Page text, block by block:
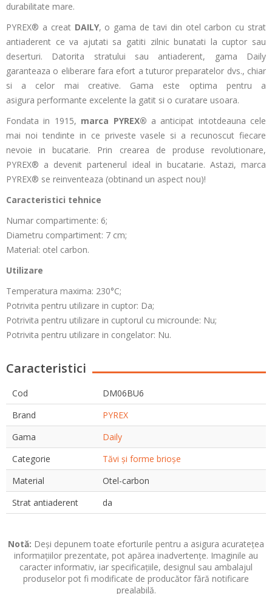
durabilitate mare.
PYREX® a creat DAILY, o gama de tavi din otel carbon cu strat
antiaderent ce va ajutati sa gatiti zilnic bunatati la cuptor sau
deserturi. Datorita stratului sau antiaderent, gama Daily
garanteaza o eliberare fara efort a tuturor preparatelor dvs., chiar
si a celor mai creative. Gama este optima pentru a
asigura performante excelente la gatit si o curatare usoara.
Fondata in 1915, marca PYREX® a anticipat intotdeauna cele
mai noi tendinte in ce priveste vasele si a recunoscut fiecare
nevoie in bucatarie. Prin crearea de produse revolutionare,
PYREX® a devenit partenerul ideal in bucatarie. Astazi, marca
PYREX® se reinventeaza (obtinand un aspect nou)!
Caracteristici tehnice
Numar compartimente: 6;
Diametru compartiment: 7 cm;
Material: otel carbon.
Utilizare
Temperatura maxima: 230°C;
Potrivita pentru utilizare in cuptor: Da;
Potrivita pentru utilizare in cuptorul cu microunde: Nu;
Potrivita pentru utilizare in congelator: Nu.
Caracteristici
Cod
DM06BU6
Brand
PYREX
Gama
Daily
Categorie
Tăvi și forme brioșe
Material
Otel-carbon
Strat antiaderent
da
Notă: Deși depunem toate eforturile pentru a asigura acuratețea
informațiilor prezentate, pot apărea inadvertențe. Imaginile au
caracter informativ, iar specificațiile, designul sau ambalajul
produselor pot fi modificate de producător fără notificare
prealabilă.